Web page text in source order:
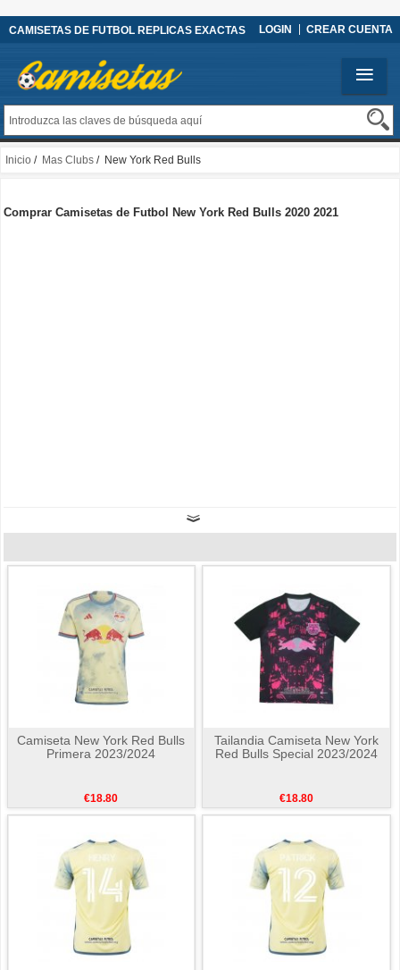
CAMISETAS DE FUTBOL REPLICAS EXACTAS LOGIN CREAR CUENTA
Inicio / Mas Clubs / New York Red Bulls
Comprar Camisetas de Futbol New York Red Bulls 2020 2021
Camiseta New York Red Bulls
Primera 2023/2024
€18.80
Tailandia Camiseta New York
Red Bulls Special 2023/2024
€18.80